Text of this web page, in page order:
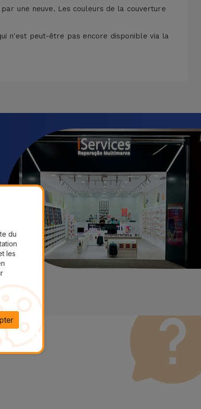
une neuve. Les couleurs de la couverture
n'est peut-être pas encore disponible via la
du
les